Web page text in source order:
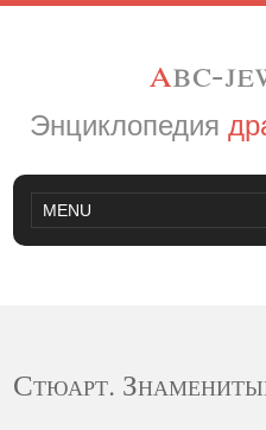
abc-
Энциклопедия
Стюарт.